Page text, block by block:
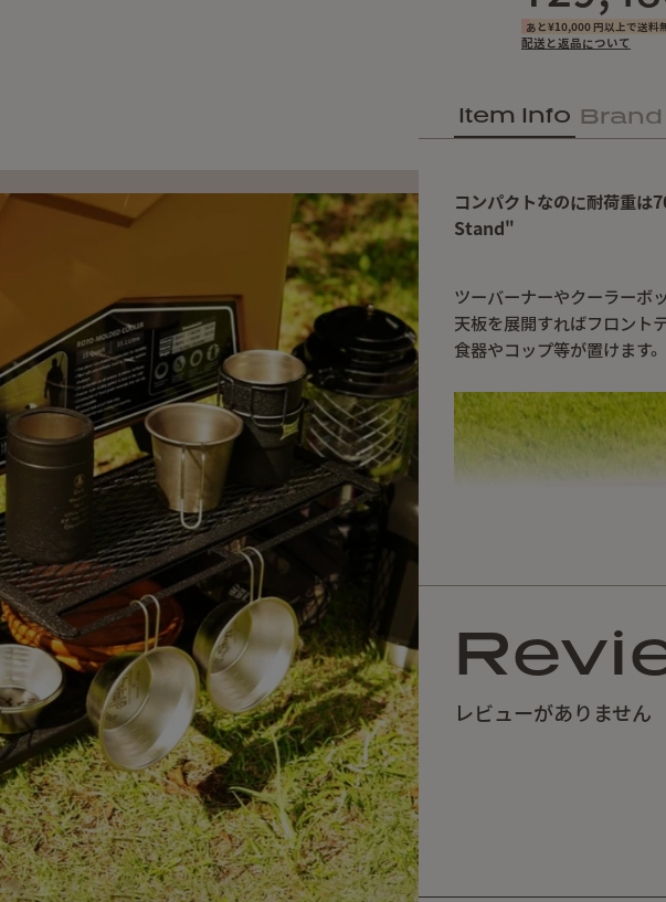
あと¥10,000 円以上で送料
配送と返品について
Item Info Brand
コンパクトなのに耐荷重
Stand"
ツーバーナーやクーラーボ
天板を展開すればフロント
食器やコップ等が置けます。
レビューがありません